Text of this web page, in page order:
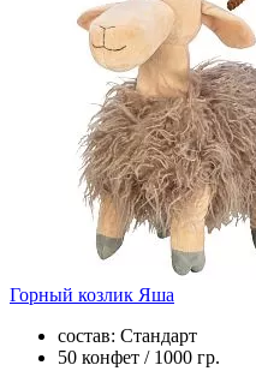
Горный козлик Яша
состав: Стандарт
50 конфет / 1000 гр.